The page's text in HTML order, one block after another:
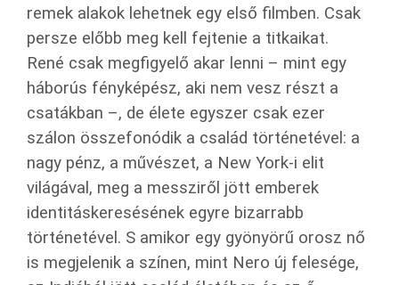
remek alakok lehetnek egy első filmben. Csak
persze előbb meg kell fejtenie a titkaikat.
René csak megfigyelő akar lenni – mint egy
háborús fényképész, aki nem vesz részt a
csatákban –, de élete egyszer csak ezer
szálon összefonódik a család történetével: a
nagy pénz, a művészet, a New York-i elit
világával, meg a messziről jött emberek
identitáskeresésének egyre bizarrabb
történetével. S amikor egy gyönyörű orosz nő
is megjelenik a színen, mint Nero új felesége,